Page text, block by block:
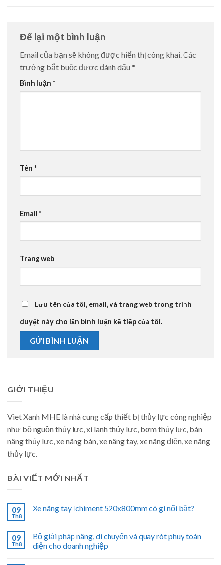
Để lại một bình luận
Email của bạn sẽ không được hiển thị công khai.Các
trường bắt buộc được đánh dấu *
Bình luận *
Tên *
Email *
Trang web
Lưu tên của tôi, email, và trang web trong trình
duyệt này cho lần bình luận kế tiếp của tôi.
GIỚI THIỆU
Viet Xanh MHE là nhà cung cấp thiết bị thủy lực công nghiệp
như bộ nguồn thủy lực, xi lanh thủy lực, bơm thủy lực, bàn
nâng thủy lực, xe nâng bàn, xe nâng tay, xe nâng điện, xe nâng
thủy lực.
BÀI VIẾT MỚI NHẤT
09
Th8
Xe nâng tay Ichiment 520x800mm có gì nổi bật?
09
Th8
Bộ giải pháp nâng, di chuyển và quay rót phuy toàn
diện cho doanh nghiệp